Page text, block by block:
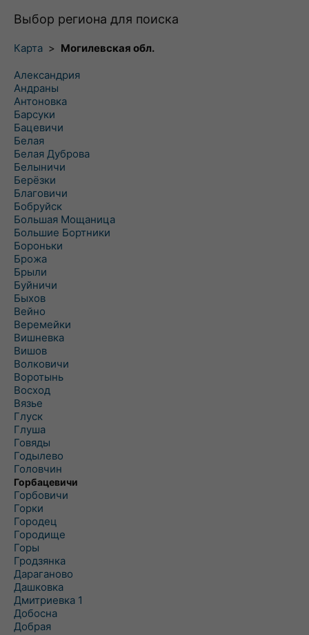
Выбор региона для поиска
Карта > Могилевская обл.
Александрия
Андраны
Антоновка
Барсуки
Бацевичи
Белая
Белая Дуброва
Белыничи
Берёзки
Благовичи
Бобруйск
Большая Мощаница
Большие Бортники
Бороньки
Брожа
Брыли
Буйничи
Быхов
Вейно
Веремейки
Вишневка
Вишов
Волковичи
Воротынь
Восход
Вязье
Глуск
Глуша
Говяды
Годылево
Головчин
Горбацевичи
Горбовичи
Горки
Городец
Городище
Горы
Гродзянка
Дараганово
Дашковка
Дмитриевка 1
Добосна
Добрая